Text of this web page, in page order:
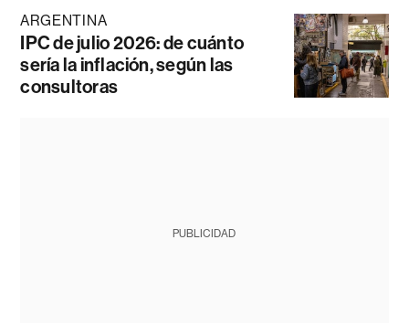
ARGENTINA
IPC de julio 2026: de cuánto
sería la inflación, según las
consultoras
PUBLICIDAD